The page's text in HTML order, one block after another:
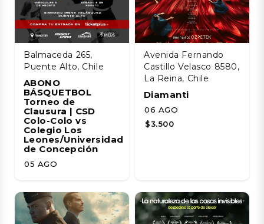
Balmaceda 265,
Puente Alto, Chile
ABONO
BÁSQUETBOL
Torneo de
Clausura | CSD
Colo-Colo vs
Colegio Los
Leones/Universidad
de Concepción
05 AGO
Avenida Fernando
Castillo Velasco 8580,
La Reina, Chile
Diamanti
06 AGO
$3.500